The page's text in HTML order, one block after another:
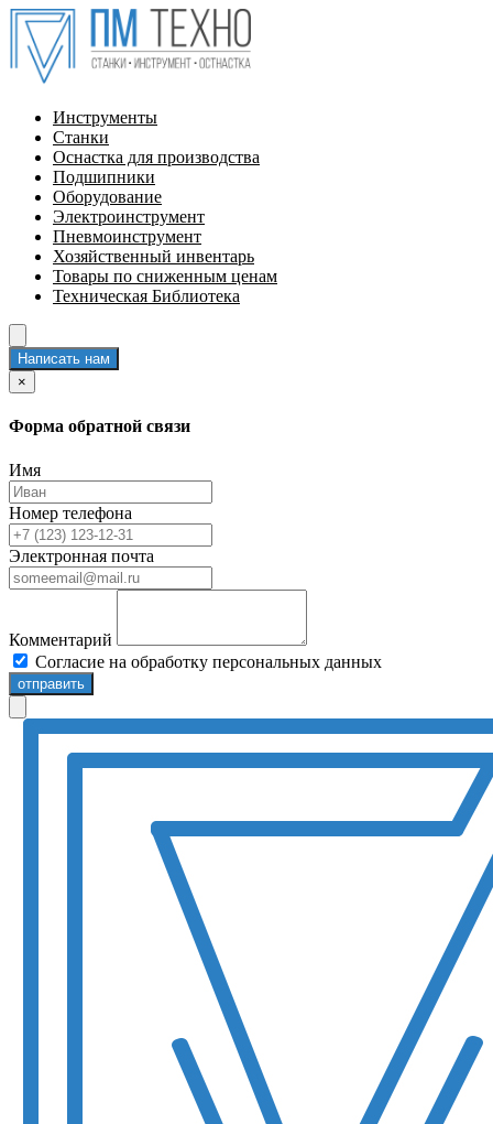
Инструменты
Станки
Оснастка для производства
Подшипники
Оборудование
Электроинструмент
Пневмоинструмент
Хозяйственный инвентарь
Товары по сниженным ценам
Техническая Библиотека
Написать нам
×
Форма обратной связи
Имя
Номер телефона
Электронная почта
Комментарий
Согласие на обработку персональных данных
отправить